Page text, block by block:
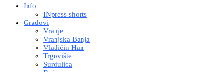
Info
INpress shorts
Gradovi
Vranje
Vranjska Banja
Vladičin Han
Trgovište
Surdulica